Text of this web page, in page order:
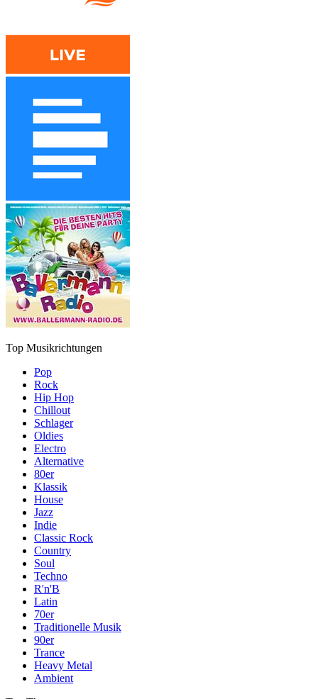
Top Musikrichtungen
Pop
Rock
Hip Hop
Chillout
Schlager
Oldies
Electro
Alternative
80er
Klassik
House
Jazz
Indie
Classic Rock
Country
Soul
Techno
R'n'B
Latin
70er
Traditionelle Musik
90er
Trance
Heavy Metal
Ambient